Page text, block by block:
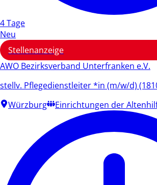
4 Tage
Neu
Stellenanzeige
AWO Bezirksverband Unterfranken e.V.
stellv. Pflegedienstleiter *in (m/w/d)
Würzburg
Einrichtungen der